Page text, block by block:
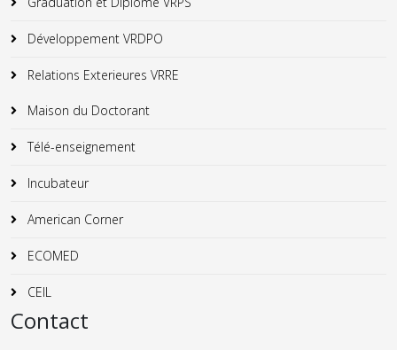
Développement VRDPO
Relations Exterieures VRRE
Maison du Doctorant
Télé-enseignement
Incubateur
American Corner
ECOMED
CEIL
Contact